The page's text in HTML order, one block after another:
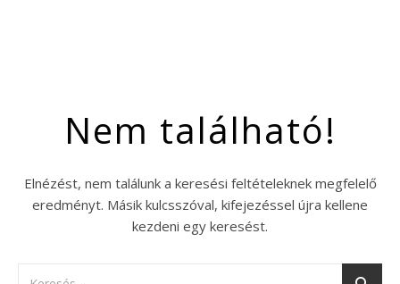
Nem található!
Elnézést, nem találunk a keresési feltételeknek megfelelő
eredményt. Másik kulcsszóval, kifejezéssel újra kellene
kezdeni egy keresést.